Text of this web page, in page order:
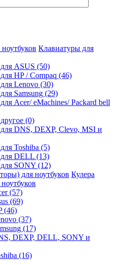
Клавиатуры для
ASUS (50)
HP / Compaq (46)
Lenovo (30)
Samsung (29)
Acer/ eMachines/ Packard bell
(0)
DNS, DEXP, Clevo, MSI и
Toshiba (5)
DELL (13)
SONY (12)
Кулера
(57)
(69)
(46)
(37)
(17)
DEXP, DELL, SONY и
(16)